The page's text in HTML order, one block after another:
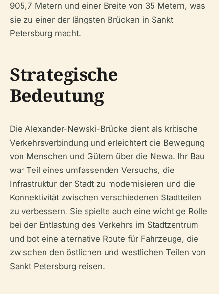
905,7 Metern und einer Breite von 35 Metern, was
sie zu einer der längsten Brücken in Sankt
Petersburg macht.
Strategische
Bedeutung
Die Alexander-Newski-Brücke dient als kritische
Verkehrsverbindung und erleichtert die Bewegung
von Menschen und Gütern über die Newa. Ihr Bau
war Teil eines umfassenden Versuchs, die
Infrastruktur der Stadt zu modernisieren und die
Konnektivität zwischen verschiedenen Stadtteilen
zu verbessern. Sie spielte auch eine wichtige Rolle
bei der Entlastung des Verkehrs im Stadtzentrum
und bot eine alternative Route für Fahrzeuge, die
zwischen den östlichen und westlichen Teilen von
Sankt Petersburg reisen.